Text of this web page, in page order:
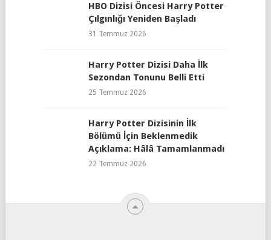
HBO Dizisi Öncesi Harry Potter
Çılgınlığı Yeniden Başladı
31 Temmuz 2026
Harry Potter Dizisi Daha İlk
Sezondan Tonunu Belli Etti
25 Temmuz 2026
Harry Potter Dizisinin İlk
Bölümü İçin Beklenmedik
Açıklama: Hâlâ Tamamlanmadı
22 Temmuz 2026